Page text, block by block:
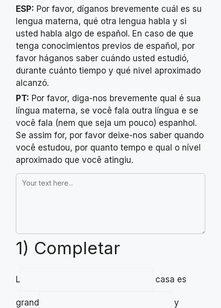
ESP: Por favor, díganos brevemente cuál es su
lengua materna, qué otra lengua habla y si
usted habla algo de español. En caso de que
tenga conocimientos previos de español, por
favor háganos saber cuándo usted estudió,
durante cuánto tiempo y qué nivel aproximado
alcanzó.
PT: Por favor, diga-nos brevemente qual é sua
língua materna, se você fala outra língua e se
você fala (nem que seja um pouco) espanhol.
Se assim for, por favor deixe-nos saber quando
você estudou, por quanto tempo e qual o nível
aproximado que você atingiu.
1) Completar
L casa es
grand y